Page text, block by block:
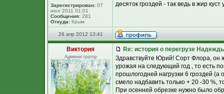
Зарегистрирован: 07
июл 2011 01:01
Сообщения: 281
Откуда: Крым
десяток гроздей - так ведь в жир куст
26 апр 2012 13:41
Виктория
Администратор
Re: история о перегрузе
Здравствуйте Юрий! Сорт Флора, он
урожая на следующий год , то есть
прошлогодней нагрузки 6 гроздей
смело надбавить только + 20 -30 %,
При осенней обрезке нужно было